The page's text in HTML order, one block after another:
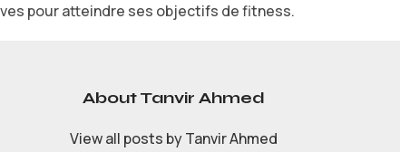
pour atteindre ses objectifs de fitness.
About Tanvir Ahmed
View all posts by Tanvir Ahmed